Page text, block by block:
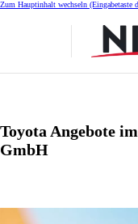
Zum Hauptinhalt wechseln (Eingabetaste
Toyota Angebote
GmbH